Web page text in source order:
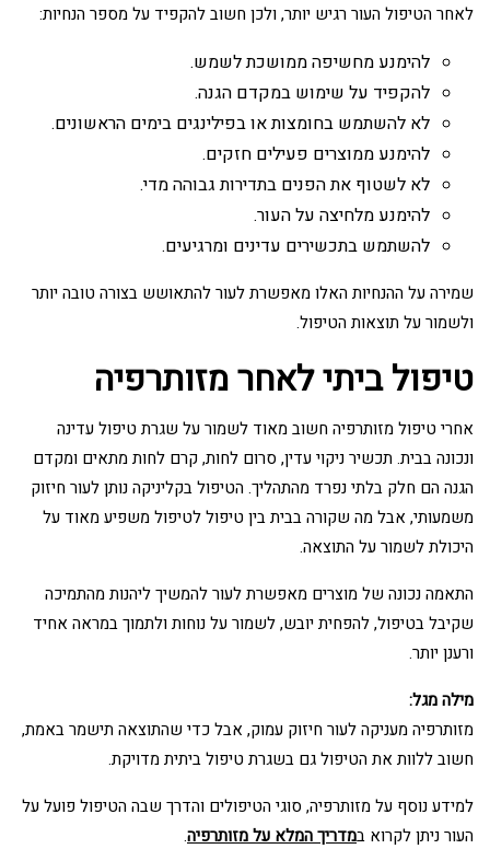
לאחר הטיפול העור רגיש יותר, ולכן חשוב להקפיד על מספר הנחיות:
להימנע מחשיפה ממושכת לשמש.
להקפיד על שימוש במקדם הגנה.
לא להשתמש בחומצות או בפילינגים בימים הראשונים.
להימנע ממוצרים פעילים חזקים.
לא לשטוף את הפנים בתדירות גבוהה מדי.
להימנע מלחיצה על העור.
להשתמש בתכשירים עדינים ומרגיעים.
שמירה על ההנחיות האלו מאפשרת לעור להתאושש בצורה טובה יותר
ולשמור על תוצאות הטיפול.
טיפול ביתי לאחר מזותרפיה
אחרי טיפול מזותרפיה חשוב מאוד לשמור על שגרת טיפול עדינה
ונכונה בבית. תכשיר ניקוי עדין, סרום לחות, קרם לחות מתאים ומקדם
הגנה הם חלק בלתי נפרד מהתהליך. הטיפול בקליניקה נותן לעור חיזוק
משמעותי, אבל מה שקורה בבית בין טיפול לטיפול משפיע מאוד על
היכולת לשמור על התוצאה.
התאמה נכונה של מוצרים מאפשרת לעור להמשיך ליהנות מהתמיכה
שקיבל בטיפול, להפחית יובש, לשמור על נוחות ולתמוך במראה אחיד
ורענן יותר.
מילה מגל:
מזותרפיה מעניקה לעור חיזוק עמוק, אבל כדי שהתוצאה תישמר באמת,
חשוב ללוות את הטיפול גם בשגרת טיפול ביתית מדויקת.
למידע נוסף על מזותרפיה, סוגי הטיפולים והדרך שבה הטיפול פועל על
העור ניתן לקרוא במדריך המלא על מזותרפיה.